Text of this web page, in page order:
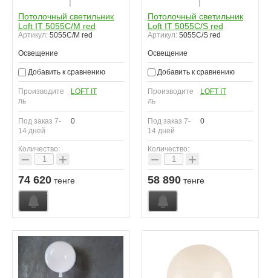
Потолочный светильник
Loft IT 5055C/M red
Артикул: 5055C/M red
Освещение
Добавить к сравнению
Производите
ль
LOFT IT
Под заказ 7-
14 дней
0
Количество:
− +
74 620 тенге
Потолочный светильник
Loft IT 5055C/S red
Артикул: 5055C/S red
Освещение
Добавить к сравнению
Производите
ль
LOFT IT
Под заказ 7-
14 дней
0
Количество:
− +
58 890 тенге